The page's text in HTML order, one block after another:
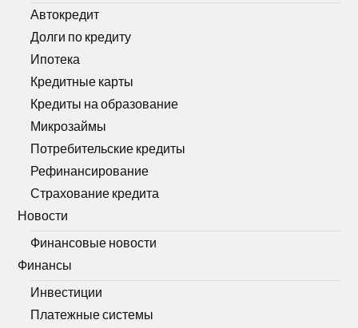
Автокредит
Долги по кредиту
Ипотека
Кредитные карты
Кредиты на образование
Микрозаймы
Потребительские кредиты
Рефинансирование
Страхование кредита
Новости
Финансовые новости
Финансы
Инвестиции
Платежные системы